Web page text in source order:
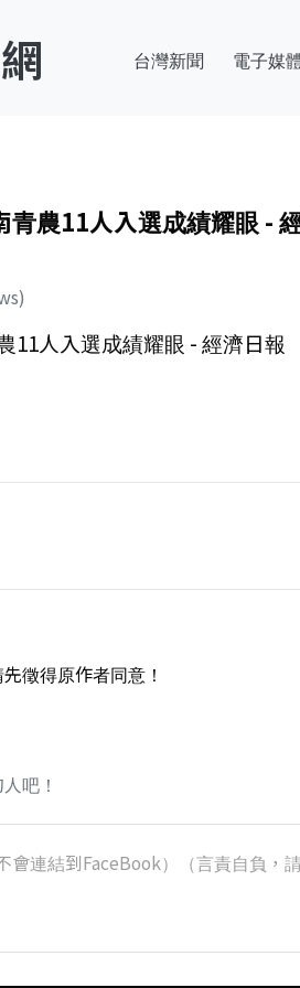
台灣新聞 電子媒
青農11人入選成績耀眼 -
11人入選成績耀眼 - 經濟日報
徵得原作者同意！
吧！
會連結到FaceBook）（言責自負，